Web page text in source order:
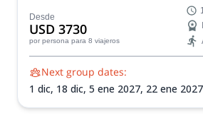
San Francisco para aclimatación.
Desde
USD 3730
por persona para 8 viajeros
Next group dates:
1 dic, 18 dic, 5 ene 2027, 22 ene